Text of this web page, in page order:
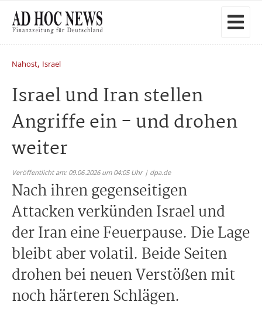
Nahost, Israel
Israel und Iran stellen
Angriffe ein - und drohen
weiter
Veröffentlicht am: 09.06.2026 um 04:05 Uhr | dpa.de
Nach ihren gegenseitigen
Attacken verkünden Israel und
der Iran eine Feuerpause. Die Lage
bleibt aber volatil. Beide Seiten
drohen bei neuen Verstößen mit
noch härteren Schlägen.